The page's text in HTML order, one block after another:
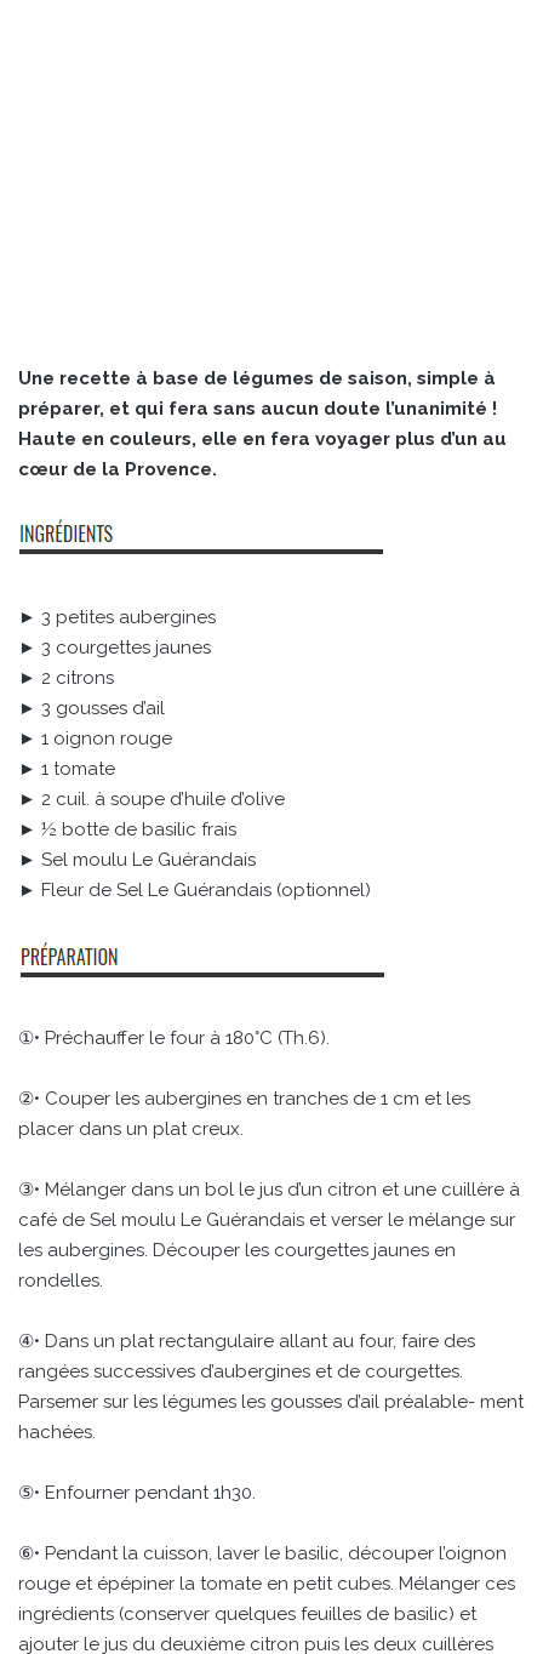
Une recette à base de légumes de saison, simple à
préparer, et qui fera sans aucun doute l’unanimité !
Haute en couleurs, elle en fera voyager plus d’un au
cœur de la Provence.
► 3 petites aubergines
► 3 courgettes jaunes
► 2 citrons
► 3 gousses d’ail
► 1 oignon rouge
► 1 tomate
► 2 cuil. à soupe d’huile d’olive
► ½ botte de basilic frais
► Sel moulu Le Guérandais
► Fleur de Sel Le Guérandais (optionnel)
①• Préchauffer le four à 180°C (Th.6).
②• Couper les aubergines en tranches de 1 cm et les
placer dans un plat creux.
③• Mélanger dans un bol le jus d’un citron et une cuillère à
café de Sel moulu Le Guérandais et verser le mélange sur
les aubergines. Découper les courgettes jaunes en
rondelles.
④• Dans un plat rectangulaire allant au four, faire des
rangées successives d’aubergines et de courgettes.
Parsemer sur les légumes les gousses d’ail préalable- ment
hachées.
⑤• Enfourner pendant 1h30.
⑥• Pendant la cuisson, laver le basilic, découper l’oignon
rouge et épépiner la tomate en petit cubes. Mélanger ces
ingrédients (conserver quelques feuilles de basilic) et
ajouter le jus du deuxième citron puis les deux cuillères